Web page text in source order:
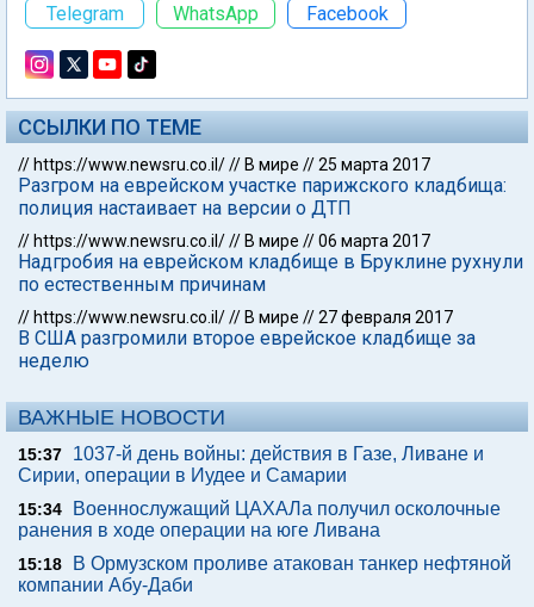
Telegram
WhatsApp Facebook
ССЫЛКИ ПО ТЕМЕ
// https://www.newsru.co.il/// В мире //25 марта 2017
Разгром на еврейском участке парижского кладбища:
полиция настаивает на версии о ДТП
// https://www.newsru.co.il/// В мире //06 марта 2017
Надгробия на еврейском кладбище в Бруклине рухнули
по естественным причинам
// https://www.newsru.co.il/// В мире //27 февраля 2017
В США разгромили второе еврейское кладбище за
неделю
ВАЖНЫЕ НОВОСТИ
15:37
1037-й день войны: действия в Газе, Ливане и
Сирии, операции в Иудее и Самарии
15:34
Военнослужащий ЦАХАЛа получил осколочные
ранения в ходе операции на юге Ливана
15:18
В Ормузском проливе атакован танкер нефтяной
компании Абу-Даби